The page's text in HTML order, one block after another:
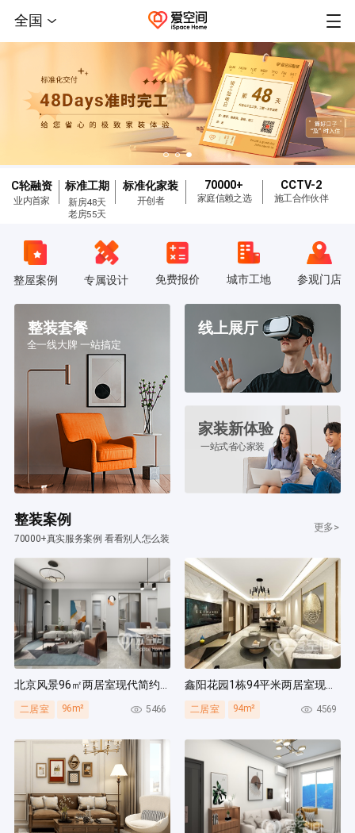
全国
C轮融资
业内首家
标准工期
新房48天
老房55天
标准化家装
开创者
70000+
家庭信赖之选
CCTV-2
施工合作伙伴
整屋案例 专属设计 免费报价 城市工地 参观门店
整装套餐
全一线大牌 一站搞定
线上展厅
家装新体验
一站式省心家装
整装案例
70000+真实服务案例 看看别人怎么装
更多>
北京风景96㎡两居室现代简约风装修案例
二居室 96m² 5466
鑫阳花园1栋94平米两居室现代简约风装修案例
二居室 94m² 4569